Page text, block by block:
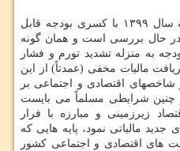
همان گونه كه مستحضرید، بودجه سال ۱۳۹۹ با كسری بودجه قابل
حال بررسی است و همان گونه
به منزله تشدید تورم و فشار
مالیات مخفی (عمدتاً) از این
اقتصادی و اجتماعی بر
شرایطی مسلماً می بایست
زیرزمینی و مبارزه با فرار
جدید مالیاتی نمود، پایه هایی كه
های اقتصادی و اجتماعی كشور